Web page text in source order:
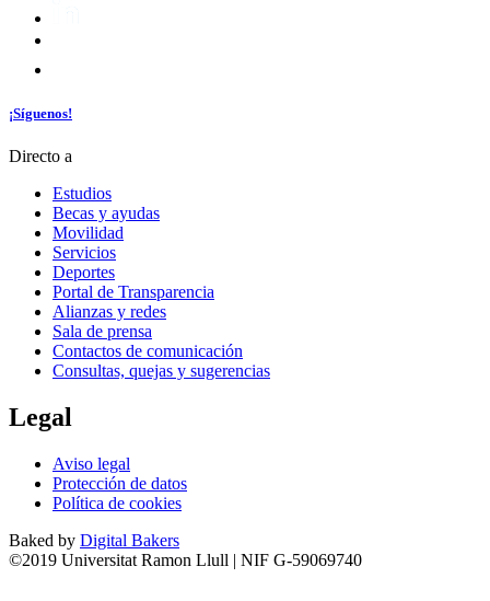
¡Síguenos!
Directo a
Estudios
Becas y ayudas
Movilidad
Servicios
Deportes
Portal de Transparencia
Alianzas y redes
Sala de prensa
Contactos de comunicación
Consultas, quejas y sugerencias
Legal
Aviso legal
Protección de datos
Política de cookies
Baked by Digital Bakers
©2019 Universitat Ramon Llull | NIF G-59069740